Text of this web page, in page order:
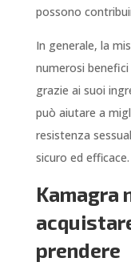
possono
In generale, la
numerosi
grazie ai suoi
può aiutare a
resistenza
sicuro ed efficace.
Kamagra
prendere